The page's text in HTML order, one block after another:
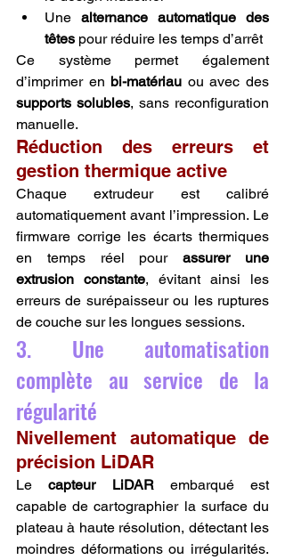
Une alternance automatique des
têtes pour réduire les temps d’arrêt
Ce système permet également
d’imprimer en bi-matériau
supports solubles, sans reconfiguration
manuelle.
Réduction des erreurs et
gestion thermique active
Chaque extrudeur est calibré
automatiquement avant l’impression. Le
firmware corrige les écarts thermiques
en temps réel pour assurer une
extrusion constante, évitant ainsi les
erreurs de surépaisseur ou les ruptures
de couche sur les longues sessions.
3. Une automatisation
complète au service de la
régularité
Nivellement automatique de
précision LiDAR
Le capteur LiDAR embarqué est
capable de cartographier la surface du
plateau à haute résolution, détectant les
moindres déformations ou irrégularités.